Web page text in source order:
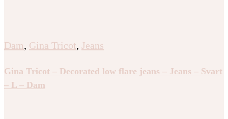
Dam, Gina Tricot, Jeans
Gina Tricot – Decorated low flare jeans – Jeans – Svart
– L – Dam